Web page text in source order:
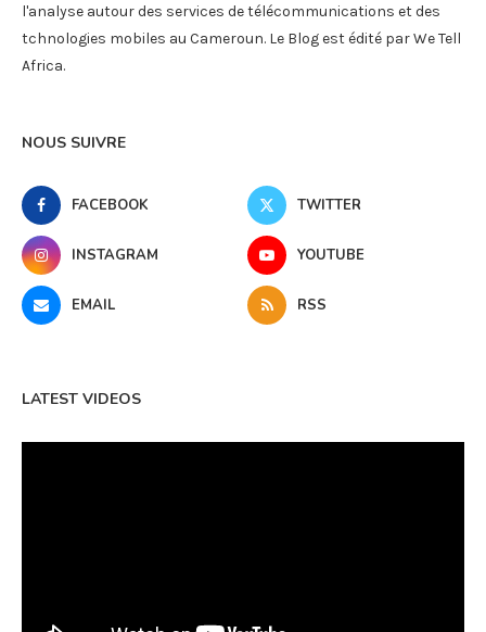
l'analyse autour des services de télécommunications et des
tchnologies mobiles au Cameroun. Le Blog est édité par We Tell
Africa.
NOUS SUIVRE
FACEBOOK TWITTER
INSTAGRAM YOUTUBE
EMAIL RSS
LATEST VIDEOS